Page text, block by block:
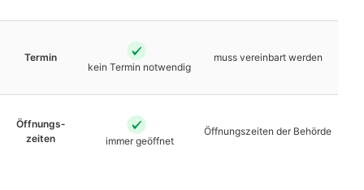
Termin
kein Termin notwendig
muss vereinbart werden
Öffnungs­
zeiten
immer geöffnet
Öffnungs­zeiten der Behörde